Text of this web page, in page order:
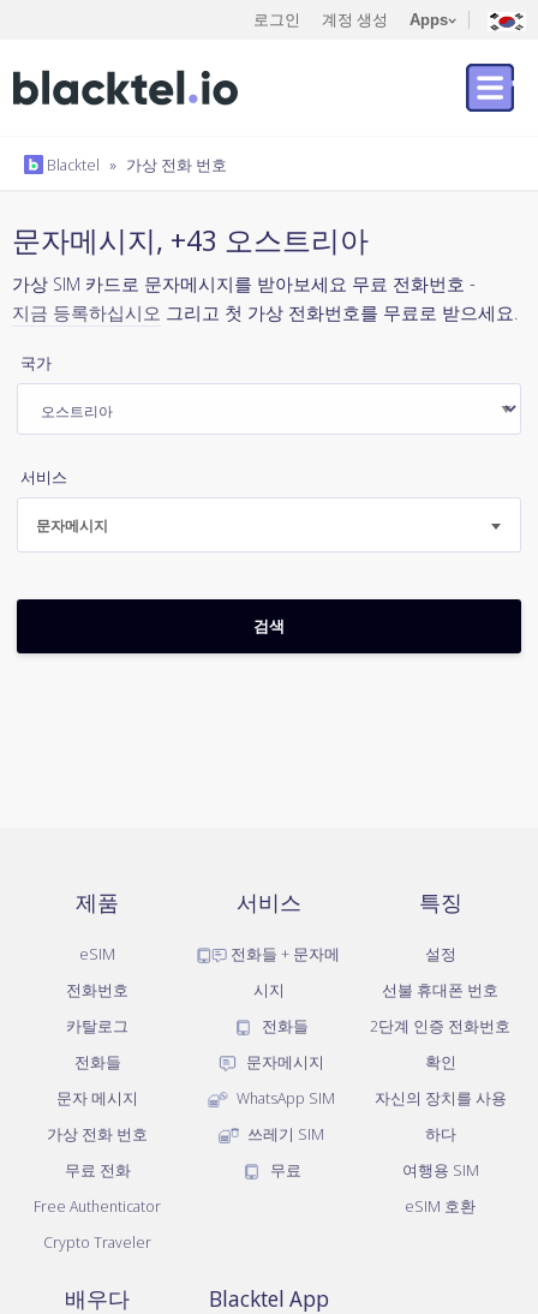
로그인 계정 생성 Apps
Blacktel » 가상 전화 번호
문자메시지, +43 오스트리아
가상 SIM 카드로 문자메시지를 받아보세요 무료 전화번호 -
지금 등록하십시오 그리고 첫 가상 전화번호를 무료로 받으세요.
국가
서비스
문자메시지
제품
eSIM
전화번호
카탈로그
전화들
문자 메시지
가상 전화 번호
무료 전화
Free Authenticator
Crypto Traveler
서비스
전화들 + 문자메
시지
전화들
문자메시지
WhatsApp SIM
쓰레기 SIM
무료
특징
설정
선불 휴대폰 번호
2단계 인증 전화번호
확인
자신의 장치를 사용
하다
여행용 SIM
eSIM 호환
배우다 Blacktel App